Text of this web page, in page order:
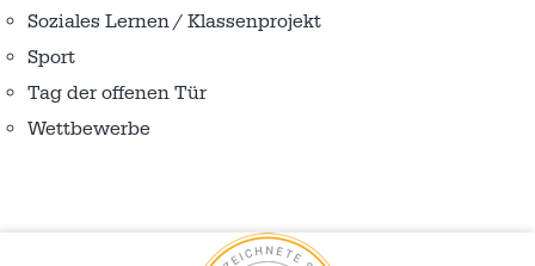
Soziales Lernen / Klassenprojekt
Sport
Tag der offenen Tür
Wettbewerbe